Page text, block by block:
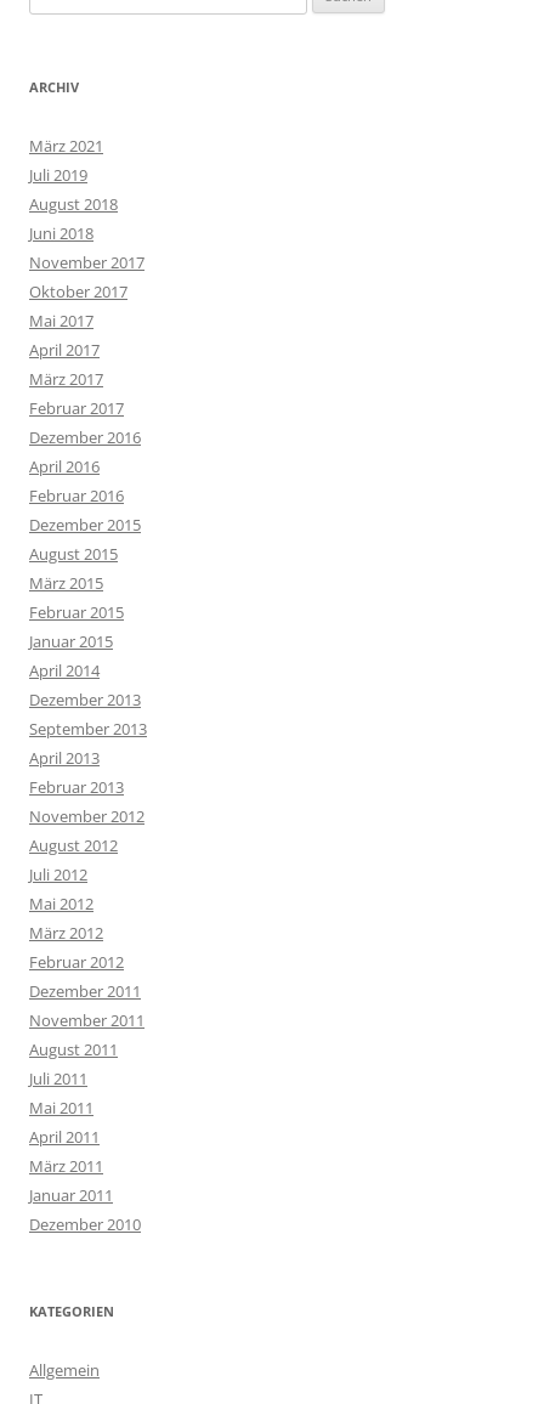
nach:
ARCHIV
März 2021
Juli 2019
August 2018
Juni 2018
November 2017
Oktober 2017
Mai 2017
April 2017
März 2017
Februar 2017
Dezember 2016
April 2016
Februar 2016
Dezember 2015
August 2015
März 2015
Februar 2015
Januar 2015
April 2014
Dezember 2013
September 2013
April 2013
Februar 2013
November 2012
August 2012
Juli 2012
Mai 2012
März 2012
Februar 2012
Dezember 2011
November 2011
August 2011
Juli 2011
Mai 2011
April 2011
März 2011
Januar 2011
Dezember 2010
KATEGORIEN
Allgemein
IT